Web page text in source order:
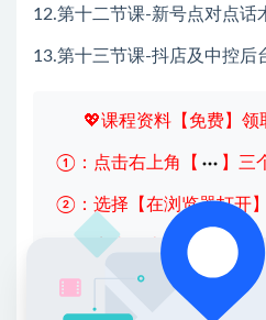
12.第十二节课-新号点对点话
13.第十三节课-抖店及中控后
💖课程资料【免费】领
①：点击右上角【 】三
②：选择【在浏览器打开】
③：点击右上方【登
限时活动：注册新用户赠送